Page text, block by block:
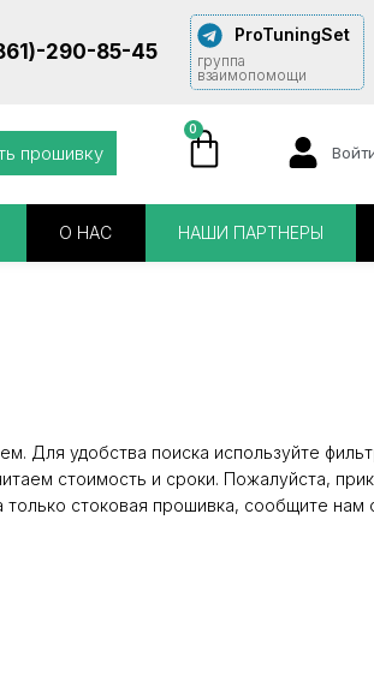
290-85-45
ProTuningSet
группа
взаимопомощи
прошивку
0
О НАС НАШИ ПАРТНЕРЫ
Для удобства поиска используйте
стоимость и сроки. Пожалуйста,
стоковая прошивка, сообщите нам